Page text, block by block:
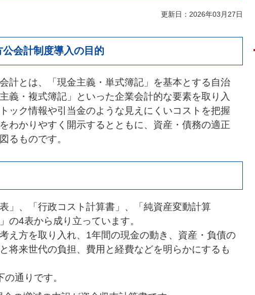
更新日：2026年03月27日
会計制度導入の目的
計とは、「現金主義・単式簿記」を基本とする自治
義・複式簿記」といった企業会計的な要素を取り入
ック情報や引当金のような見えにくいコストを把握
わかりやすく開示するとともに、資産・債務の適正
るものです。
」、「行政コスト計算書」、「純資産変動計算
の4表から成り立っています。
え方を取り入れ、1年間の現金の動き、資産・負債の
将来世代の負担、費用と経費などを明らかにするも
通りです。